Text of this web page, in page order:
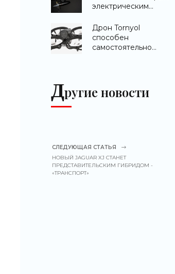
электрическим
«Беспилотники»
Дрон Tornyol
способен
самостоятельно
Другие новости
СЛЕДУЮЩАЯ СТАТЬЯ
НОВЫЙ JAGUAR XJ СТАНЕТ
ПРЕДСТАВИТЕЛЬСКИМ ГИБРИДОМ -
«ТРАНСПОРТ»